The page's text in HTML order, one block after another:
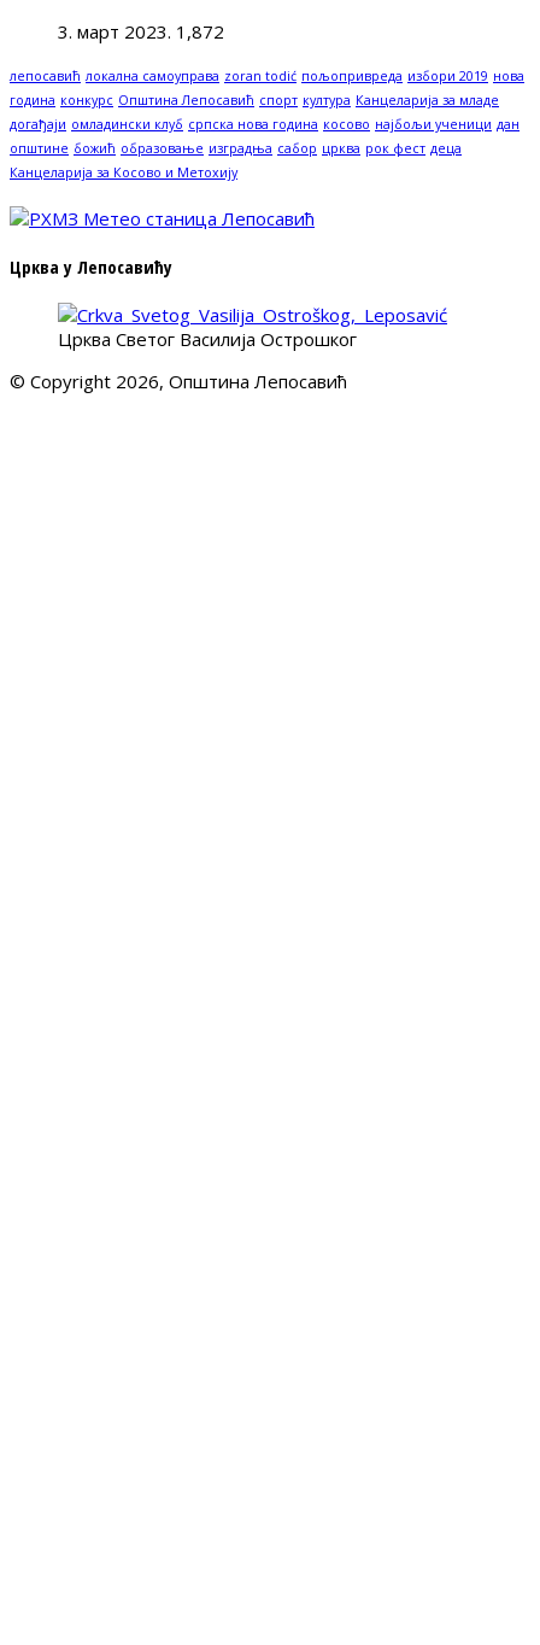
3. март 2023. 1,872
лепосавић локална самоуправа zoran todić пољопривреда избори 2019 нова
година конкурс Општина Лепосавић спорт култура Канцеларија за младе
догађаји омладински клуб српска нова година косово најбољи ученици дан
општине божић образовање изградња сабор црква рок фест деца
Канцеларија за Косово и Метохију
Црква у Лепосавићу
Црква Светог Василија Острошког
© Copyright 2026, Општина Лепосавић